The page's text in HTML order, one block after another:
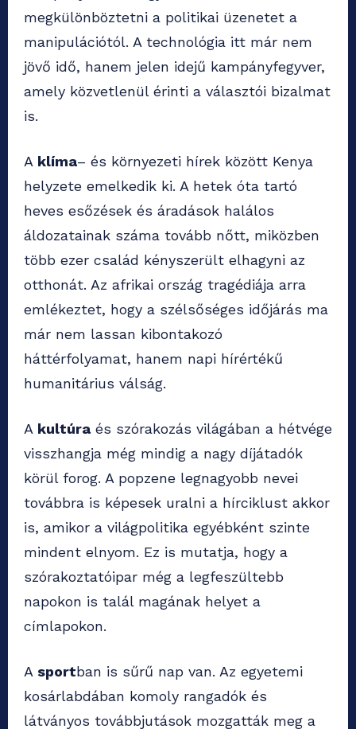
megkülönböztetni a politikai üzenetet a
manipulációtól. A technológia itt már nem
jövő idő, hanem jelen idejű kampányfegyver,
amely közvetlenül érinti a választói bizalmat
is.
A klíma– és környezeti hírek között Kenya
helyzete emelkedik ki. A hetek óta tartó
heves esőzések és áradások halálos
áldozatainak száma tovább nőtt, miközben
több ezer család kényszerült elhagyni az
otthonát. Az afrikai ország tragédiája arra
emlékeztet, hogy a szélsőséges időjárás ma
már nem lassan kibontakozó
háttérfolyamat, hanem napi hírértékű
humanitárius válság.
A kultúra és szórakozás világában a hétvége
visszhangja még mindig a nagy díjátadók
körül forog. A popzene legnagyobb nevei
továbbra is képesek uralni a hírciklust akkor
is, amikor a világpolitika egyébként szinte
mindent elnyom. Ez is mutatja, hogy a
szórakoztatóipar még a legfeszültebb
napokon is talál magának helyet a
címlapokon.
A sportban is sűrű nap van. Az egyetemi
kosárlabdában komoly rangadók és
látványos továbbjutások mozgatták meg a